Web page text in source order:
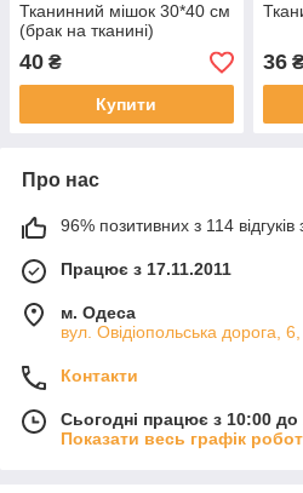
Тканинний мішок 30*40 см
(брак на тканині)
40 ₴
Купити
36
Про нас
96% позитивних з 114 відгуків
Працює з 17.11.2011
м. Одеса
вул. Овідіопольська дорога,
Контакти
Сьогодні працює з 10:00 до
Показати весь графік